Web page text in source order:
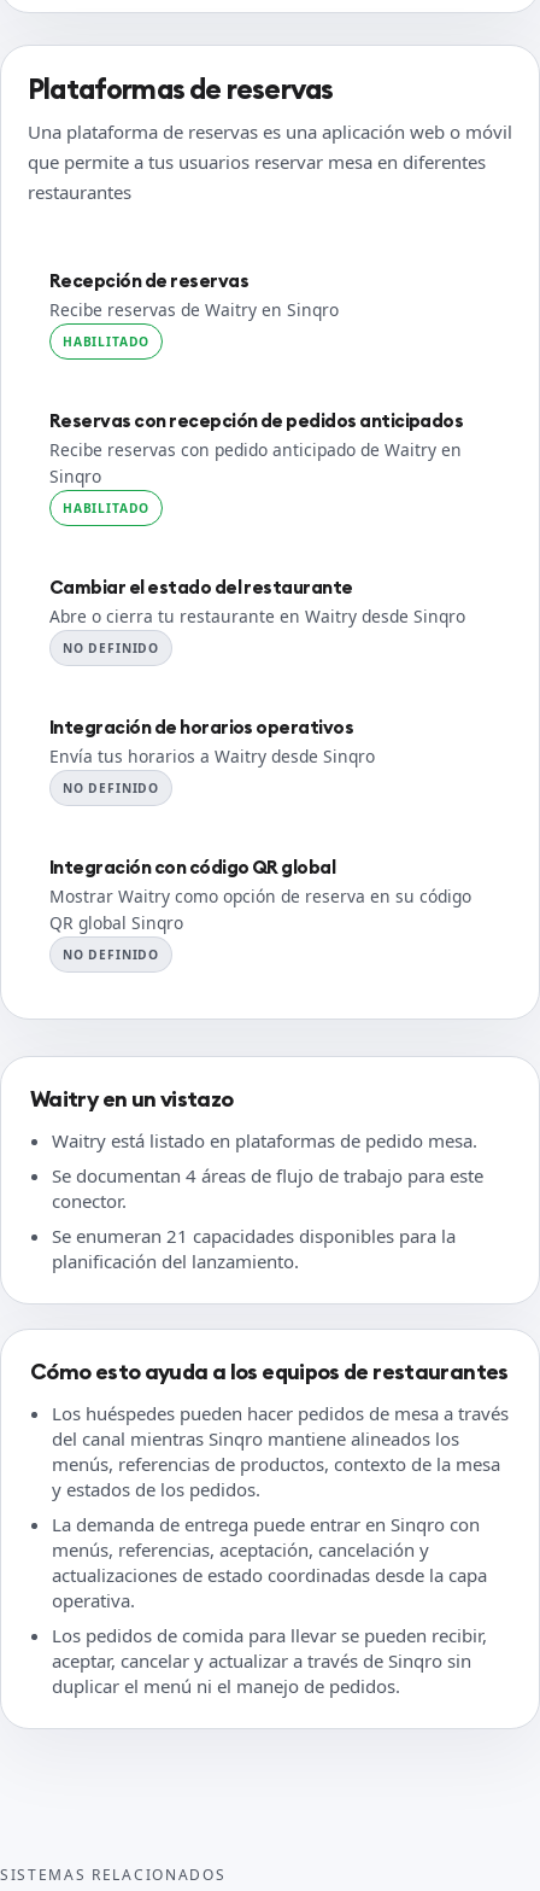
Plataformas de reservas
Una plataforma de reservas es una aplicación web o móvil
que permite a tus usuarios reservar mesa en diferentes
restaurantes
Recepción de reservas
Recibe reservas de Waitry en Sinqro
HABILITADO
Reservas con recepción de pedidos anticipados
Recibe reservas con pedido anticipado de Waitry en
Sinqro
HABILITADO
Cambiar el estado del restaurante
Abre o cierra tu restaurante en Waitry desde Sinqro
NO DEFINIDO
Integración de horarios operativos
Envía tus horarios a Waitry desde Sinqro
NO DEFINIDO
Integración con código QR global
Mostrar Waitry como opción de reserva en su código
QR global Sinqro
NO DEFINIDO
Waitry en un vistazo
Waitry está listado en plataformas de pedido mesa.
Se documentan 4 áreas de flujo de trabajo para este
conector.
Se enumeran 21 capacidades disponibles para la
planificación del lanzamiento.
Cómo esto ayuda a los equipos de restaurantes
Los huéspedes pueden hacer pedidos de mesa a través
del canal mientras Sinqro mantiene alineados los
menús, referencias de productos, contexto de la mesa
y estados de los pedidos.
La demanda de entrega puede entrar en Sinqro con
menús, referencias, aceptación, cancelación y
actualizaciones de estado coordinadas desde la capa
operativa.
Los pedidos de comida para llevar se pueden recibir,
aceptar, cancelar y actualizar a través de Sinqro sin
duplicar el menú ni el manejo de pedidos.
SISTEMAS RELACIONADOS